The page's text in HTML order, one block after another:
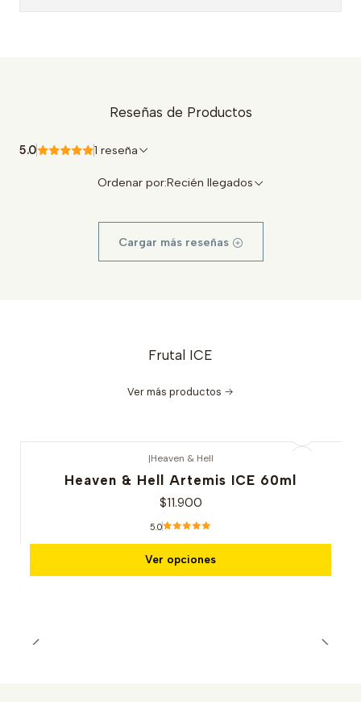
Reseñas de Productos
5.0 1 reseña
Ordenar por:Recién llegados
Cargar más reseñas
Frutal ICE
Ver más productos
|Heaven & Hell
Heaven & Hell Artemis ICE 60ml
$11.900
5.0
Ver opciones